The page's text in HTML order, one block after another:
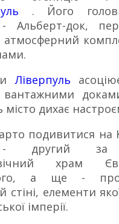
. Його
Альберт-док,
атмосферний
Ліверпуль
місто дихає
подивитися на
другий за
храм
а ще -
стіні, елементи
імперії.